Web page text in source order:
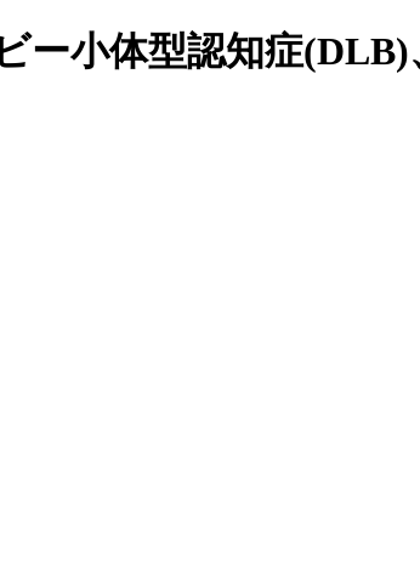
ー小体型認知症(DLB)